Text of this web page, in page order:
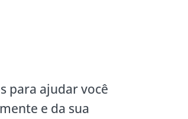
para ajudar você
e da sua